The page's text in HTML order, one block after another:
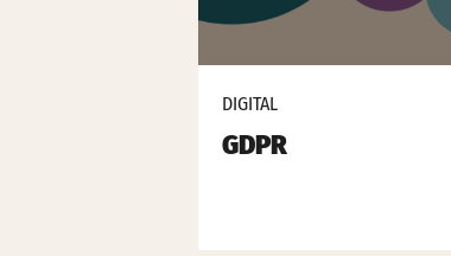
DIGITAL
GDPR